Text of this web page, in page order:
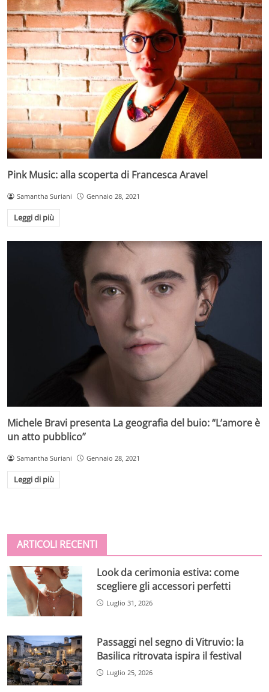
Pink Music: alla scoperta di Francesca Aravel
Samantha Suriani Gennaio 28, 2021
Leggi di più
Michele Bravi presenta La geografia del buio: “L’amore è
un atto pubblico”
Samantha Suriani Gennaio 28, 2021
Leggi di più
ARTICOLI RECENTI
Look da cerimonia estiva: come
scegliere gli accessori perfetti
Luglio 31, 2026
Passaggi nel segno di Vitruvio: la
Basilica ritrovata ispira il festival
Luglio 25, 2026